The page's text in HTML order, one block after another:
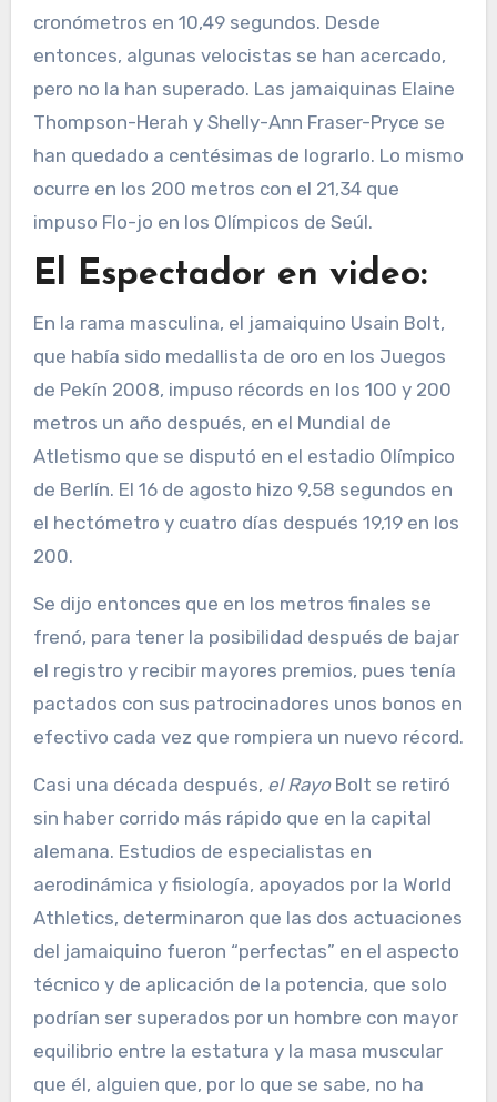
cronómetros en 10,49 segundos. Desde
entonces, algunas velocistas se han acercado,
pero no la han superado. Las jamaiquinas Elaine
Thompson-Herah y Shelly-Ann Fraser-Pryce se
han quedado a centésimas de lograrlo. Lo mismo
ocurre en los 200 metros con el 21,34 que
impuso Flo-jo en los Olímpicos de Seúl.
El Espectador en video:
En la rama masculina, el jamaiquino Usain Bolt,
que había sido medallista de oro en los Juegos
de Pekín 2008, impuso récords en los 100 y 200
metros un año después, en el Mundial de
Atletismo que se disputó en el estadio Olímpico
de Berlín. El 16 de agosto hizo 9,58 segundos en
el hectómetro y cuatro días después 19,19 en los
200.
Se dijo entonces que en los metros finales se
frenó, para tener la posibilidad después de bajar
el registro y recibir mayores premios, pues tenía
pactados con sus patrocinadores unos bonos en
efectivo cada vez que rompiera un nuevo récord.
Casi una década después, el RayoBolt se retiró
sin haber corrido más rápido que en la capital
alemana. Estudios de especialistas en
aerodinámica y fisiología, apoyados por la World
Athletics, determinaron que las dos actuaciones
del jamaiquino fueron “perfectas” en el aspecto
técnico y de aplicación de la potencia, que solo
podrían ser superados por un hombre con mayor
equilibrio entre la estatura y la masa muscular
que él, alguien que, por lo que se sabe, no ha